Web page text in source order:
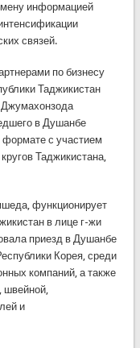
информацией
связей.
по бизнесу
Таджикистан
Джумахонзода
в Душанбе
формате с участием
Таджикистана,
функционирует
в лице г-жи
приезд в Душанбе
Корея, среди
компаний, а также
швейной,
и